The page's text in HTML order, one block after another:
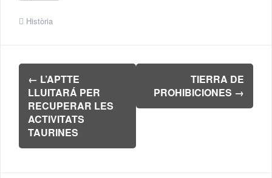
Història
Navegación
de
entradas
← L’APTTE
LLUITARÁ PER
RECUPERAR LES
ACTIVITATS
TAURINES
TIERRA DE
PROHIBICIONES →